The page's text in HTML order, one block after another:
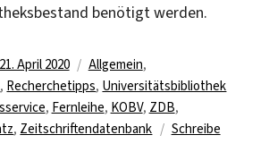
benötigt werden.
Veröffentlicht
21. April 2020 Kategorien
Allgemein,
, Recherchetipps, Universitätsbibliothek
, Fernleihe, KOBV, ZDB,
, Zeitschriftendatenbank
Schreibe